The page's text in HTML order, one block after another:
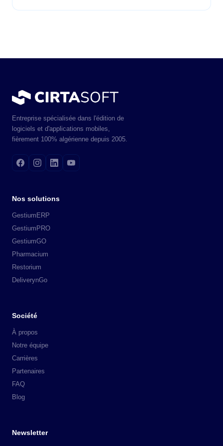
Entreprise spécialisée dans l'édition de
logiciels et d'applications mobiles,
fièrement 100% algérienne depuis 2005.
Nos solutions
GestiumERP
GestiumPRO
GestiumGO
Pharmacium
Restorium
DeliverynGo
Société
À propos
Notre équipe
Carrières
Partenaires
FAQ
Blog
Newsletter